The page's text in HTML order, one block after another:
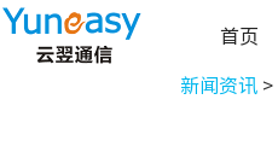
首页
新闻资讯 >